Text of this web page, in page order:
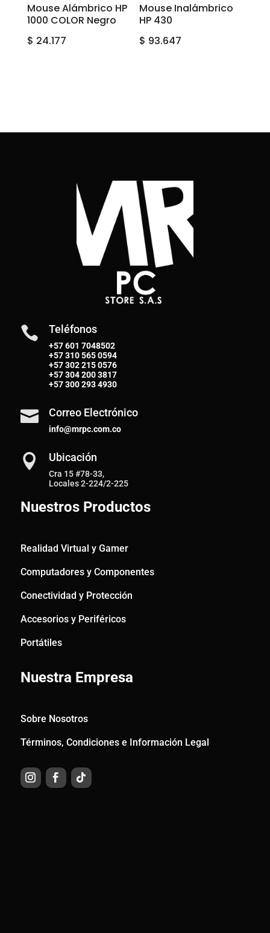
Mouse Alámbrico HP
1000 COLOR Negro
$ 24.177
Mouse Inalámbrico
HP 430
$ 93.647
 Teléfonos
+57 601 7048502
+57310 565 0594
+57302 215 0576
+57304 200 3817
+57300 293 4930
 Correo Electrónico
info@mrpc.com.co
 Ubicación
Cra 15 #78-33,
Locales 2-224/2-225
Nuestros Productos
Realidad Virtual y Gamer
Computadores y Componentes
Conectividad y Protección
Accesorios y Periféricos
Portátiles
Nuestra Empresa
Sobre Nosotros
Términos, Condiciones e Información Legal